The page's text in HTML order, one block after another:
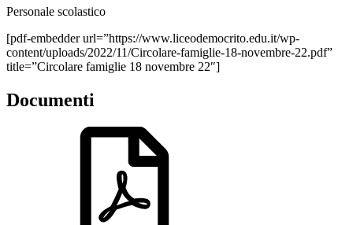
Personale scolastico
[pdf-embedder url=”https://www.liceodemocrito.edu.it/wp-
content/uploads/2022/11/Circolare-famiglie-18-novembre-22.pdf”
title=”Circolare famiglie 18 novembre 22″]
Documenti